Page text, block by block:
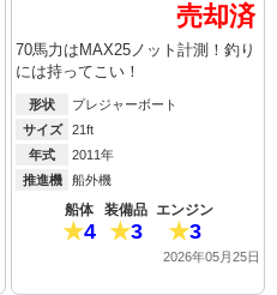
売却済
70馬力はMAX25ノット計測！釣り
には持ってこい！
形状
プレジャーボート
サイズ
21ft
年式
2011年
推進機
船外機
船体
4
装備品
3
エンジン
3
2026年05月25日